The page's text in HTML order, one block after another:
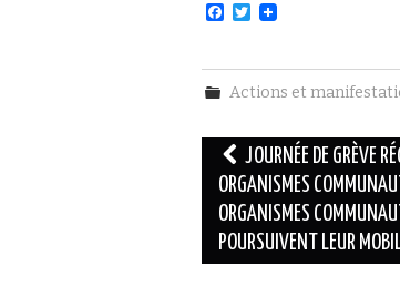
F
e
b
o
k
T
t
t
e
Actions et
Navigation
des
articles
JOURNÉE DE GRÈVE
ORGANISMES
ORGANISMES
POURSUIVENT LEUR